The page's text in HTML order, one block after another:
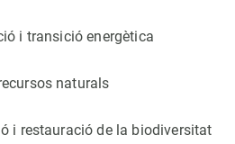
i transició energètica
naturals
i restauració de la biodiversitat